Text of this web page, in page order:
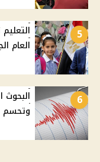
5
العام الجديد 12 سبتمبر
6
وتحسم